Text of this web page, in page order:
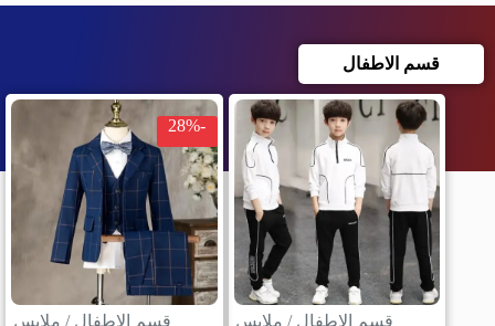
قسم الاطفال
قسم الاطفال / ملابس
-28%
قسم الاطفال / ملابس